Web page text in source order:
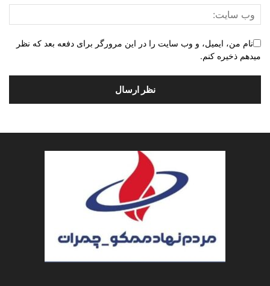
نام من، ایمیل، و وب سایت را در این مرورگر برای دفعه بعد که نظر
میدهم ذخیره کنم.